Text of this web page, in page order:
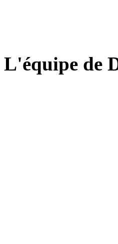
L'équipe de